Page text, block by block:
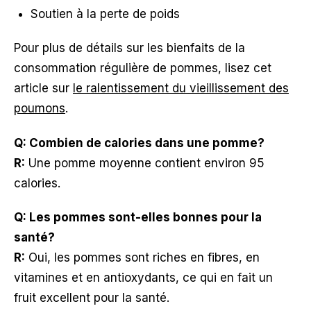
Soutien à la perte de poids
Pour plus de détails sur les bienfaits de la
consommation régulière de pommes, lisez cet
article sur le ralentissement du vieillissement des
poumons.
Q: Combien de calories dans une pomme?
R: Une pomme moyenne contient environ 95
calories.
Q: Les pommes sont-elles bonnes pour la
santé?
R: Oui, les pommes sont riches en fibres, en
vitamines et en antioxydants, ce qui en fait un
fruit excellent pour la santé.